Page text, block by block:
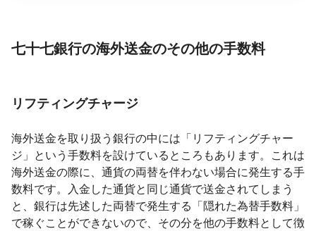
七十七銀行の海外送金のその他の手数料
リフティングチャージ
海外送金を取り扱う銀行の中には「リフティングチャー
ジ」という手数料を設けているところもあります。これは
海外送金の際に、通貨の両替を伴わない場合に発生する手
数料です。入金した通貨と同じ通貨で送金されてしまう
と、銀行は先述した両替で発生する「隠れた為替手数料」
で稼ぐことができないので、その分を他の手数料として徴